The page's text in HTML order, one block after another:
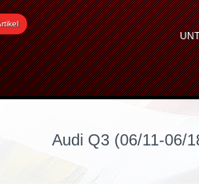
06/18)
Audi Q3 (06/11-06/